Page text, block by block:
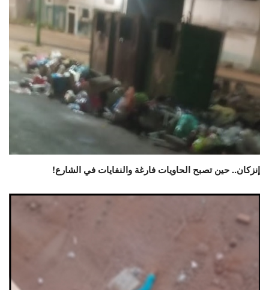
إنزكان.. حين تصبح الحاويات فارغة والنفايات في الشارع!